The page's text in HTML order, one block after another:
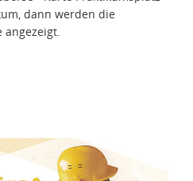
dann werden die
angezeigt.